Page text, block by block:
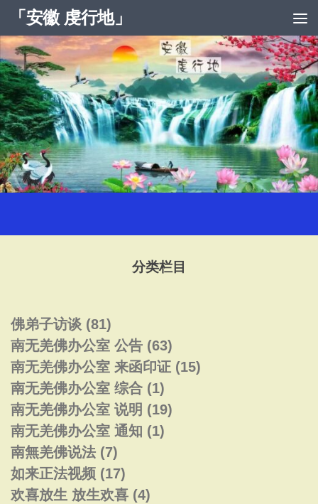
跳至内容
「安徽 虔行地」
分类栏目
佛弟子访谈 (81)
南无羌佛办公室 公告 (63)
南无羌佛办公室 来函印证 (15)
南无羌佛办公室 综合 (1)
南无羌佛办公室 说明 (19)
南无羌佛办公室 通知 (1)
南無羌佛说法 (7)
如来正法视频 (17)
欢喜放生 放生欢喜 (4)